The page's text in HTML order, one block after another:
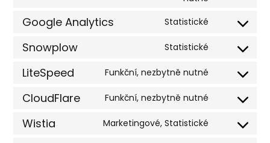
adsense
service
Google Analytics Statistické
Consent
service
analytics
Snowplow Statistické
Consent
service
LiteSpeed Funkční, nezbytně nutné
Consent
service
CloudFlare Funkční, nezbytně nutné
Consent
service
Wistia Marketingové, Statistické
Consent